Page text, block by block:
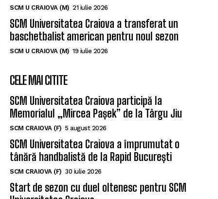
SCM U CRAIOVA (M) 21 iulie 2026
SCM Universitatea Craiova a transferat un
baschetbalist american pentru noul sezon
SCM U CRAIOVA (M) 19 iulie 2026
CELE MAI CITITE
SCM Universitatea Craiova participă la
Memorialul „Mircea Pașek” de la Târgu Jiu
SCM CRAIOVA (F) 5 august 2026
SCM Universitatea Craiova a împrumutat o
tânără handbalistă de la Rapid București
SCM CRAIOVA (F) 30 iulie 2026
Start de sezon cu duel oltenesc pentru SCM